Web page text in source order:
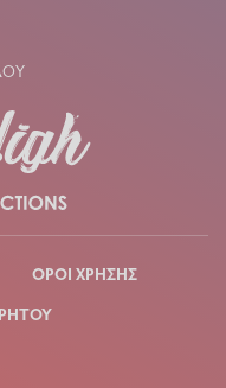
ΟΡΟΙ ΧΡΗΣΗΣ